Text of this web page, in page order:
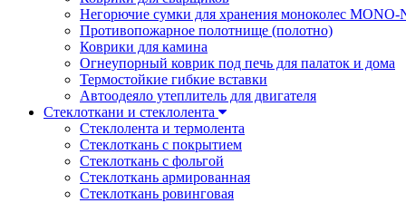
Негорючие сумки для хранения моноколес MONO-
Противопожарное полотнище (полотно)
Коврики для камина
Огнеупорный коврик под печь для палаток и дома
Термостойкие гибкие вставки
Автоодеяло утеплитель для двигателя
Стеклоткани и стеклолента
Стеклолента и термолента
Стеклоткань с покрытием
Стеклоткань с фольгой
Стеклоткань армированная
Стеклоткань ровинговая